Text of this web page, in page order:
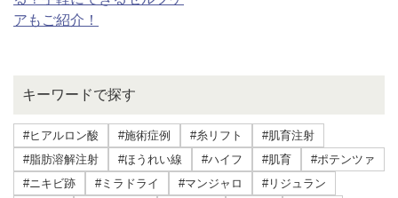
井畑 峰紀 医師 安形省吾 医師
キーワードで探す
#ヒアルロン酸 #施術症例 #糸リフト
#肌育注射
#脂肪溶解注射
#ほうれい線 #ハイフ #肌育
#ポテンツァ
#ニキビ跡
#ミラドライ #マンジャロ
#リジュラン
アもご紹介！